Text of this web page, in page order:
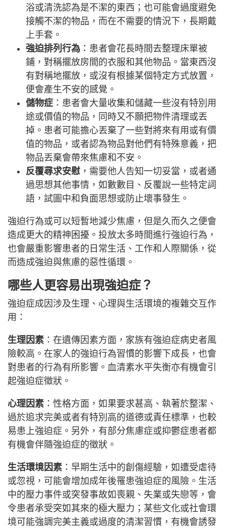
浴或清洗認為是不潔的東西；也可能會過度避免
接觸不潔的物品，而在不需要的情況下，長期戴
上手套。
強迫排列行為 ：患者會花長時間去整理床單被
鋪，對稱擺放房間的衣服和其他物品。當東西沒
有對稱地擺放，或沒有根據某個特定方式放置，
便會產生不安的感覺。
儲物症 ：患者會大量收集和儲藏一些沒有特別用
途或價值的物品，同時又不願把物件清理或丟
掉。患者可能擔心丟棄了一些對將來有用或有價
值的物品，或者認為物品對他們有特殊意義，把
物品丟棄會帶來焦慮和不安。
反覆尋求安慰 ，需要他人告知一切妥當，或者通
過思想其他事情，如數數目、反覆說一些特定詞
語，試圖中和負面思想或防止壞事發生。
強迫行為或可以短暫地減少焦慮，但是久而久之便會
造成更大的精神困擾。投放太多時間進行強迫行為，
也會嚴重影響患者的日常生活、工作和人際關係，從
而造成強迫與焦慮的惡性循環。
哪些人更容易出現強迫症？
強迫症成因涉及生理、心理與生活環境的複雜交互作
用：
生理因素 ：在遺傳因素方面，家族有強迫症病史者風
險較高。在家人的強迫行為習慣的影響下成長，也會
對患者的行為有所影響。血清素水平失衡亦有機會引
起強迫症徵狀。
心理因素 ：性格方面，如果要求甚高、執著於整潔、
過於追求完美或者有特別高的道德或責任標準，也較
易患上強迫症。另外，有部分焦慮症或抑鬱症患者都
有機會伴隨強迫症的徵狀。
生活環境因素 ：早期生活中的創傷經驗，如遭受虐待
或忽視，可能會增加成年後罹患強迫症的風險。生活
中的壓力事件或突發事故如喪親、失業或失戀等，會
令患者承受突如其來的極大壓力；某些文化或社會環
境可能強調完美主義或過度的清潔習慣，有機會誘發